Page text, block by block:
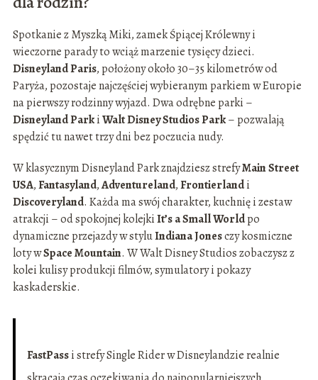
Spotkanie z Myszką Miki, zamek Śpiącej Królewny i
wieczorne parady to wciąż marzenie tysięcy dzieci.
Disneyland Paris, położony około 30–35 kilometrów od
Paryża, pozostaje najczęściej wybieranym parkiem w Europie
na pierwszy rodzinny wyjazd. Dwa odrębne parki –
Disneyland ParkiWalt Disney Studios Park– pozwalają
spędzić tu nawet trzy dni bez poczucia nudy.
W klasycznym Disneyland Park znajdziesz strefyMain Street
USA,Fantasyland,Adventureland,Frontierlandi
Discoveryland. Każda ma swój charakter, kuchnię i zestaw
atrakcji – od spokojnej kolejkiIt’s a Small Worldpo
dynamiczne przejazdy w styluIndiana Jonesczy kosmiczne
loty wSpace Mountain. W Walt Disney Studios zobaczysz z
kolei kulisy produkcji filmów, symulatory i pokazy
kaskaderskie.
FastPassi strefy Single Rider w Disneylandzie realnie